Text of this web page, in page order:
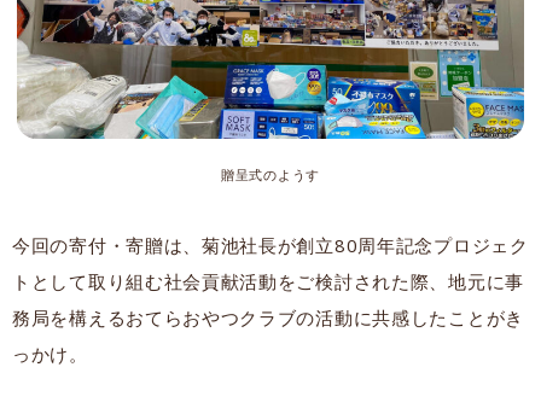
贈呈式のようす
今回の寄付・寄贈は、菊池社長が創立80周年記念プロジェク
トとして取り組む社会貢献活動をご検討された際、地元に事
務局を構えるおてらおやつクラブの活動に共感したことがき
っかけ。